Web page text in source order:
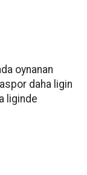
oynanan
daha ligin
liginde